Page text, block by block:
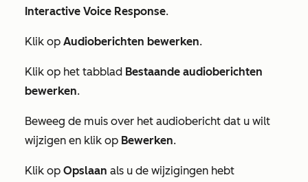
Interactive Voice Response.
Klik op Audioberichten bewerken.
Klik op het tabblad Bestaande audioberichten
bewerken.
Beweeg de muis over het audiobericht dat u wilt
wijzigen en klik op Bewerken.
Klik op Opslaan als u de wijzigingen hebt